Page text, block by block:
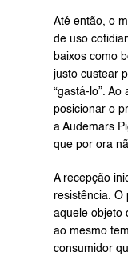
Até então, o
de uso
baixos como
justo custear
“gastá-lo”.
posicionar o
a Audemars
que por ora
A recepção
resistência. O
aquele objeto
ao mesmo
consumidor